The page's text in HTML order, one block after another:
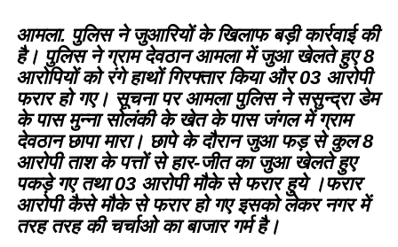
आमला. पुलिस ने जुआरियों के खिलाफ बड़ी कार्रवाई की
है। पुलिस ने ग्राम देवठान आमला में जुआ खेलते हुए 8
आरोपियों को रंगे हाथों गिरफ्तार किया और 03 आरोपी
फरार हो गए। सूचना पर आमला पुलिस ने ससुन्द्रा डेम
के पास मुन्ना सोलंकी के खेत के पास जंगल में ग्राम
देवठान छापा मारा। छापे के दौरान जुआ फड़ से कुल 8
आरोपी ताश के पत्तों से हार-जीत का जुआ खेलते हुए
पकड़े गए तथा 03 आरोपी मौके से फरार हुये ।फरार
आरोपी कैसे मौके से फरार हो गए इसको लेकर नगर में
तरह तरह की चर्चाओ का बाजार गर्म है।